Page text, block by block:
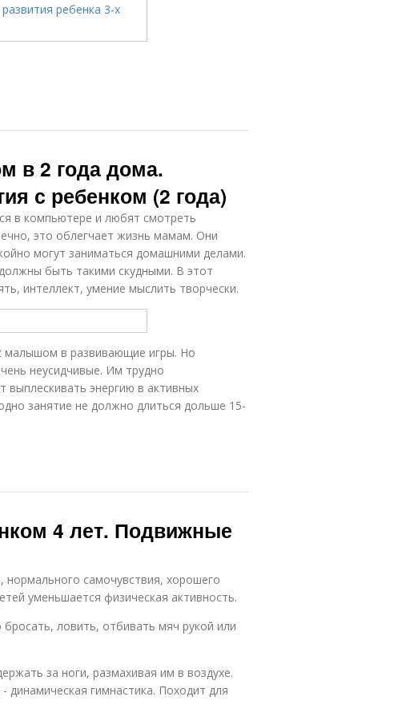
в 2 года дома.
с ребенком (2 года)
в компьютере и любят смотреть
это облегчает жизнь мамам. Они
могут заниматься домашними делами.
быть такими скудными. В этот
интеллект, умение мыслить творчески.
малышом в развивающие игры. Но
неусидчивые. Им трудно
энергию в активных
занятие не должно длиться дольше 15-
4 лет. Подвижные
самочувствия, хорошего
уменьшается физическая активность.
ловить, отбивать мяч рукой или
за ноги, размахивая им в воздухе.
динамическая гимнастика. Походит для